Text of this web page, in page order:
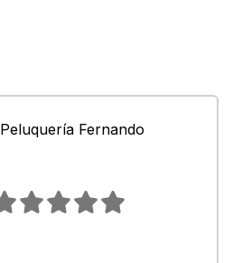
Peluquería Fernando